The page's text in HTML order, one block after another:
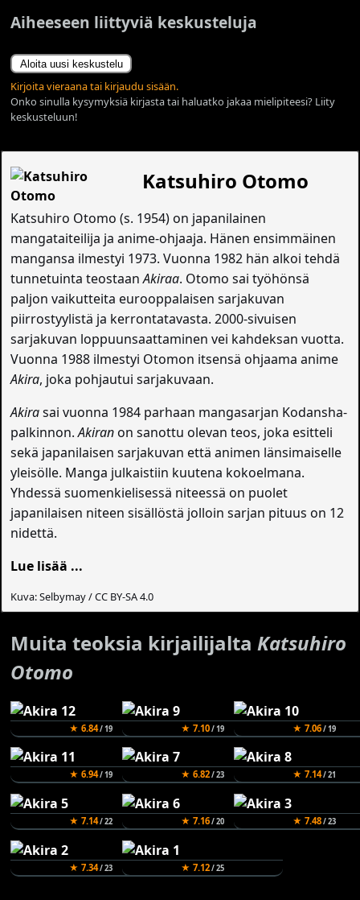
Aiheeseen liittyviä keskusteluja
Aloita uusi keskustelu
Kirjoita vieraana tai kirjaudu sisään.
Onko sinulla kysymyksiä kirjasta tai haluatko jakaa mielipiteesi? Liity
keskusteluun!
Katsuhiro Otomo
Katsuhiro Otomo (s. 1954) on japanilainen
mangataiteilija ja anime-ohjaaja. Hänen ensimmäinen
mangansa ilmestyi 1973. Vuonna 1982 hän alkoi tehdä
tunnetuinta teostaanAkiraa. Otomo sai työhönsä
paljon vaikutteita eurooppalaisen sarjakuvan
piirrostyylistä ja kerrontatavasta. 2000-sivuisen
sarjakuvan loppuunsaattaminen vei kahdeksan vuotta.
Vuonna 1988 ilmestyi Otomon itsensä ohjaama anime
Akira, joka pohjautui sarjakuvaan.
Akirasai vuonna 1984 parhaan mangasarjan Kodansha-
palkinnon.Akiranon sanottu olevan teos, joka esitteli
sekä japanilaisen sarjakuvan että animen länsimaiselle
yleisölle. Manga julkaistiin kuutena kokoelmana.
Yhdessä suomenkielisessä niteessä on puolet
japanilaisen niteen sisällöstä jolloin sarjan pituus on 12
nidettä.
Lue lisää ...
Kuva: Selbymay / CC BY-SA 4.0
Muita teoksia kirjailijaltaKatsuhiro
Otomo
★ 6.84/ 19 ★ 7.10/ 19 ★ 7.06/ 19
★ 6.94/ 19 ★ 6.82/ 23 ★ 7.14/ 21
★ 7.14/ 22 ★ 7.16/ 20 ★ 7.48/ 23
★ 7.34/ 23 ★ 7.12/ 25